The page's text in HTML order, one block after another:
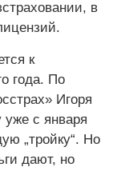
в
к
года. По
Игоря
уже с января
„тройку“. Но
дают, но